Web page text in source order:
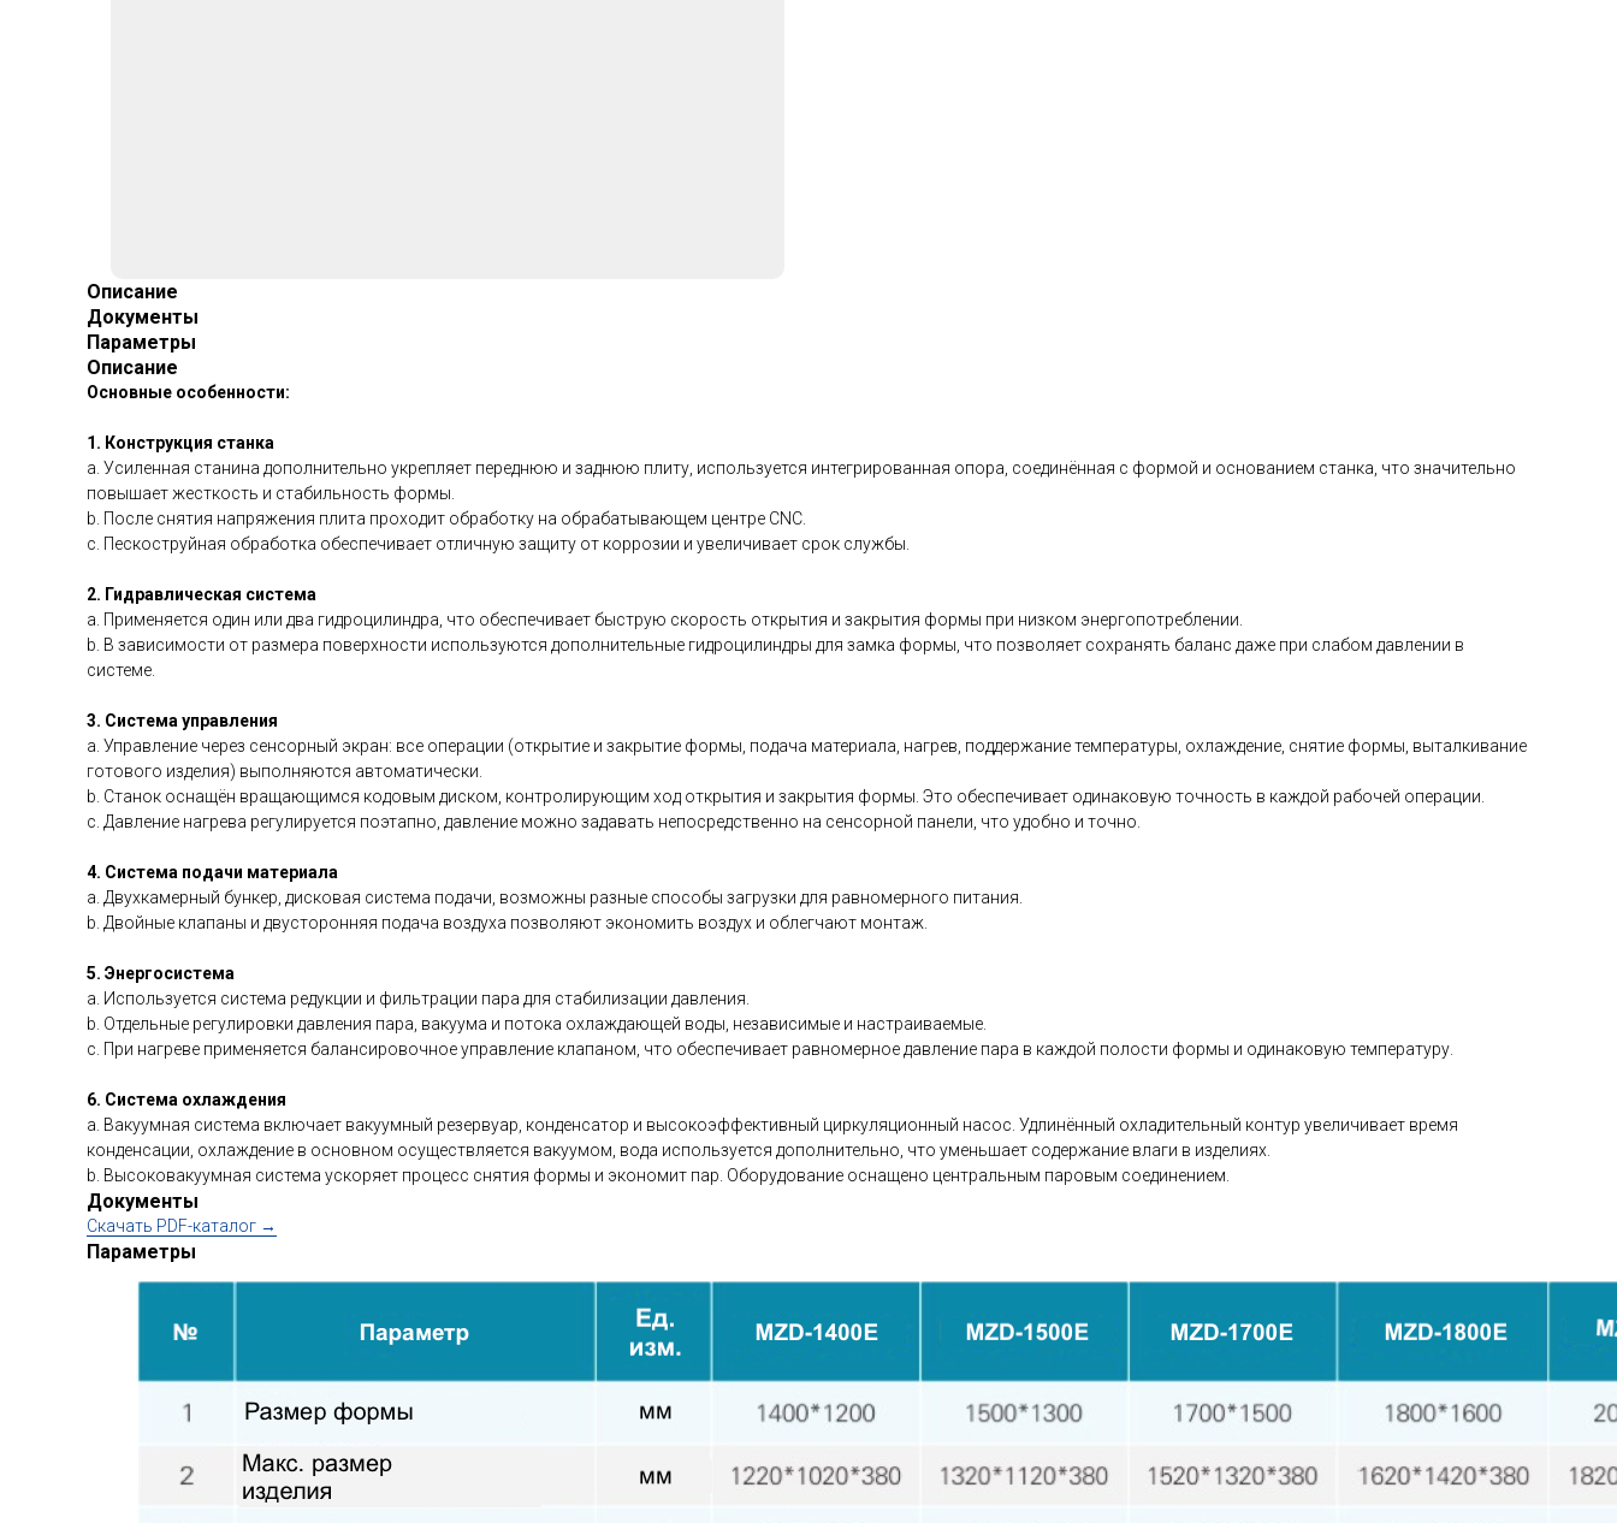
Описание
Документы
Параметры
Описание
Основные особенности:
1. Конструкция станка
a. Усиленная станина дополнительно укрепляет переднюю и заднюю плиту, используется интегрированная опора, соединённая с формой и основанием станка, что значительно
повышает жесткость и стабильность формы.
b. После снятия напряжения плита проходит обработку на обрабатывающем центре CNC.
c. Пескоструйная обработка обеспечивает отличную защиту от коррозии и увеличивает срок службы.
2. Гидравлическая система
a. Применяется один или два гидроцилиндра, что обеспечивает быструю скорость открытия и закрытия формы при низком энергопотреблении.
b. В зависимости от размера поверхности используются дополнительные гидроцилиндры для замка формы, что позволяет сохранять баланс даже при слабом давлении в
системе.
3. Система управления
a. Управление через сенсорный экран: все операции (открытие и закрытие формы, подача материала, нагрев, поддержание температуры, охлаждение, снятие формы, выталкивание
готового изделия) выполняются автоматически.
b. Станок оснащён вращающимся кодовым диском, контролирующим ход открытия и закрытия формы. Это обеспечивает одинаковую точность в каждой рабочей операции.
c. Давление нагрева регулируется поэтапно, давление можно задавать непосредственно на сенсорной панели, что удобно и точно.
4. Система подачи материала
a. Двухкамерный бункер, дисковая система подачи, возможны разные способы загрузки для равномерного питания.
b. Двойные клапаны и двусторонняя подача воздуха позволяют экономить воздух и облегчают монтаж.
5. Энергосистема
a. Используется система редукции и фильтрации пара для стабилизации давления.
b. Отдельные регулировки давления пара, вакуума и потока охлаждающей воды, независимые и настраиваемые.
c. При нагреве применяется балансировочное управление клапаном, что обеспечивает равномерное давление пара в каждой полости формы и одинаковую температуру.
6. Система охлаждения
a. Вакуумная система включает вакуумный резервуар, конденсатор и высокоэффективный циркуляционный насос. Удлинённый охладительный контур увеличивает время
конденсации, охлаждение в основном осуществляется вакуумом, вода используется дополнительно, что уменьшает содержание влаги в изделиях.
b. Высоковакуумная система ускоряет процесс снятия формы и экономит пар. Оборудование оснащено центральным паровым соединением.
Документы
Cкачать PDF-каталог →
Параметры